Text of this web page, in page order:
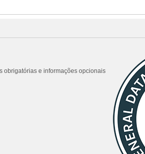
obrigatórias e informações opcionais